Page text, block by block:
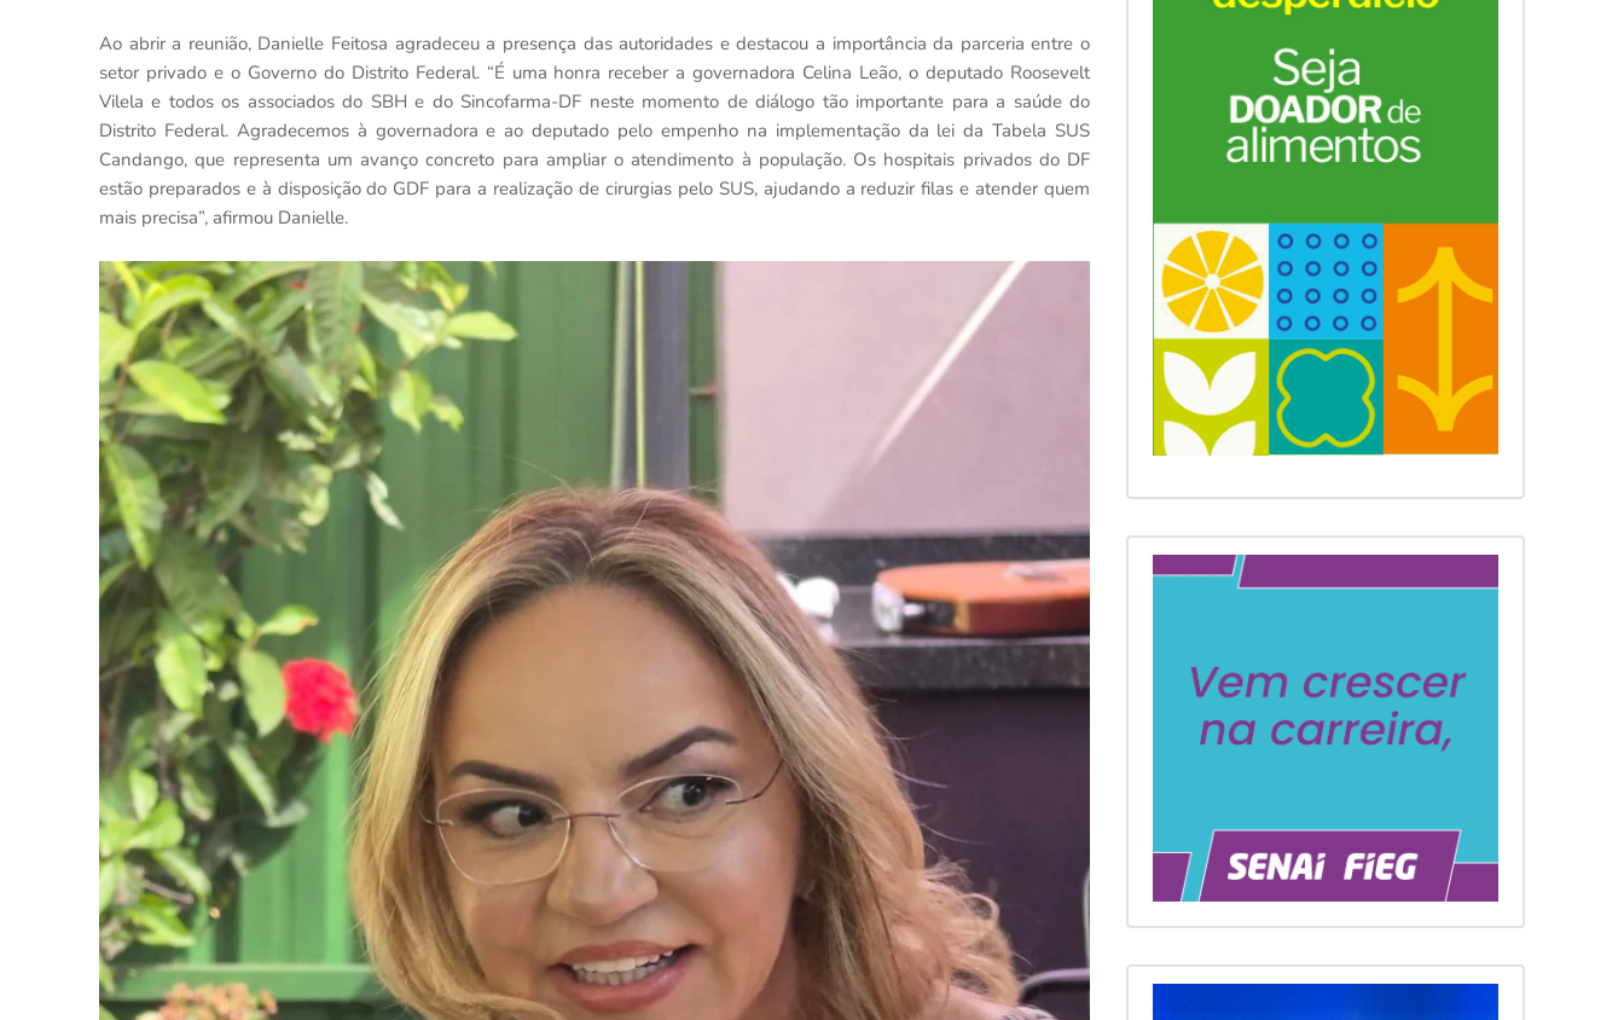
Ao abrir a reunião, Danielle Feitosa agradeceu a presença das autoridades e destacou a importância da parceria entre o
setor privado e o Governo do Distrito Federal. “É uma honra receber a governadora Celina Leão, o deputado Roosevelt
Vilela e todos os associados do SBH e do Sincofarma-DF neste momento de diálogo tão importante para a saúde do
Distrito Federal. Agradecemos à governadora e ao deputado pelo empenho na implementação da lei da Tabela SUS
Candango, que representa um avanço concreto para ampliar o atendimento à população. Os hospitais privados do DF
estão preparados e à disposição do GDF para a realização de cirurgias pelo SUS, ajudando a reduzir filas e atender quem
mais precisa”, afirmou Danielle.